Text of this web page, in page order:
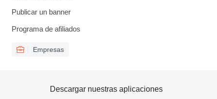
Publicar un banner
Programa de afiliados
Empresas
Descargar nuestras aplicaciones